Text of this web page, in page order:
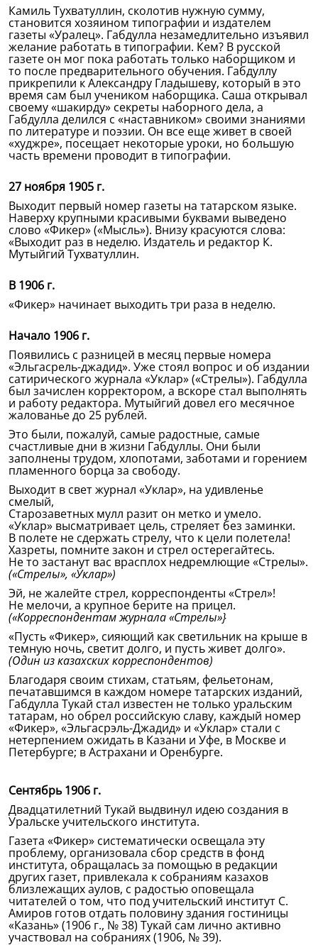
Камиль Тухватуллин, сколотив нужную сумму,
становится хозяином типографии и издателем
газеты «Уралец». Габдулла незамедлительно изъявил
желание работать в типографии. Кем? В русской
газете он мог пока работать только наборщиком и
то после предварительного обучения. Габдуллу
прикрепили к Александру Гладышеву, который в это
время сам был учеником наборщика. Саша открывал
своему «шакирду» секреты наборного дела, а
Габдулла делился с «наставником» своими знаниями
по литературе и поэзии. Он все еще живет в своей
«худжре», посещает некоторые уроки, но большую
часть времени проводит в типографии.
27 ноября 1905 г.
Выходит первый номер газеты на татарском языке.
Наверху крупными красивыми буквами выведено
слово «Фикер» («Мысль»). Внизу красуются слова:
«Выходит раз в неделю. Издатель и редактор К.
Мутыйгий Тухватуллин.
В 1906 г.
«Фикер» начинает выходить три раза в неделю.
Начало 1906 г.
Появились с разницей в месяц первые номера
«Эльгасрель-джадид». Уже стоял вопрос и об издании
сатирического журнала «Уклар» («Стрелы»). Габдулла
был зачислен корректором, а вскоре стал выполнять
и работу редактора. Мутыйгий довел его месячное
жалованье до 25 рублей.
Это были, пожалуй, самые радостные, самые
счастливые дни в жизни Габдуллы. Они были
заполнены трудом, хлопотами, заботами и горением
пламенного борца за свободу.
Выходит в свет журнал «Уклар», на удивленье
смелый,
Старозаветных мулл разит он метко и умело.
«Уклар» высматривает цель, стреляет без заминки.
В полете не сдержать стрелу, что к цели полетела!
Хазреты, помните закон и стрел остерегайтесь.
Не то застанут вас врасплох недремлющие «Стрелы».
(«Стрелы», «Уклар»)
Эй, не жалейте стрел, корреспонденты «Стрел»!
Не мелочи, а крупное берите на прицел.
(«Корреспондентам журнала «Стрелы»}
«Пусть «Фикер», сияющий как светильник на крыше в
темную ночь, светит долго, и пусть живет долго».
(Один из казахских корреспондентов)
Благодаря своим стихам, статьям, фельетонам,
печатавшимся в каждом номере татарских изданий,
Габдулла Тукай стал известен не только уральским
татарам, но обрел российскую славу, каждый номер
«Фикер», «Эльгасрэль-Джадид» и «Уклар» стали с
нетерпением ожидать в Казани и Уфе, в Москве и
Петербурге; в Астрахани и Оренбурге.
Сентябрь 1906 г.
Двадцатилетний Тукай выдвинул идею создания в
Уральске учительского института.
Газета «Фикер» систематически освещала эту
проблему, организовала сбор средств в фонд
института, обращалась за помощью в редакции
других газет, привлекала к собраниям казахов
близлежащих аулов, с радостью оповещала
читателей о том, что под учительский институт С.
Амиров готов отдать половину здания гостиницы
«Казань» (1906 г., № 38) Тукай сам лично активно
участвовал на собраниях (1906, № 39).